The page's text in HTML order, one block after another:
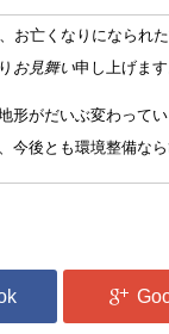
お亡くなりになられ
お見舞い申し上げます
形がだいぶ変わってい
今後とも環境整備な